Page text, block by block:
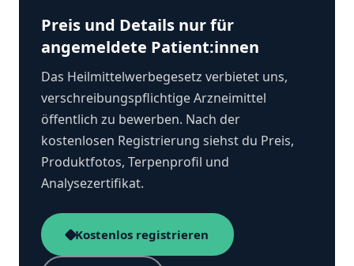
Preis und Details nur für
angemeldete Patient:innen
Das Heilmittelwerbegesetz verbietet uns,
verschreibungspflichtige Arzneimittel
öffentlich zu bewerben. Nach der
kostenlosen Registrierung siehst du Preis,
Produktfotos, Terpenprofil und
Analysezertifikat.
Kostenlos registrieren